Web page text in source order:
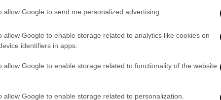
allow Google to send me personalized advertising.
allow Google to enable storage related to analytics like cookies on
identifiers in apps.
allow Google to enable storage related to functionality of the website
allow Google to enable storage related to personalization.
της Ιρλανδίας στο πλαίσιο του
αντιτρομοκρατικού νόμου
Βρετανία: Ο Νέος IRA λέει ότι